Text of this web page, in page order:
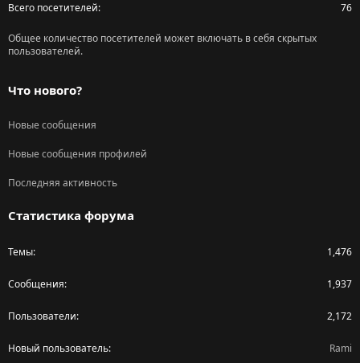
Всего посетителей 76
Общее количество посетителей может включать в себя скрытых
пользователей.
Что нового?
Новые сообщения
Новые сообщения профилей
Последняя активность
Статистика форума
Темы 1,476
Сообщения 1,937
Пользователи 2,172
Новый пользователь Rami